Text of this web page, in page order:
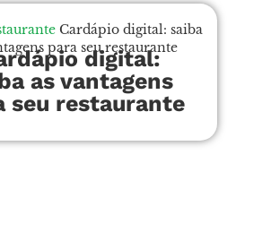
Cardápio digital: saiba
para seu restaurante
digital:
as vantagens
seu restaurante